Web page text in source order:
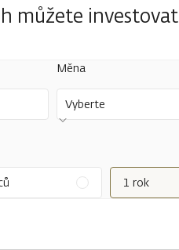
můžete investovat
Měna
Vyberte
1 rok